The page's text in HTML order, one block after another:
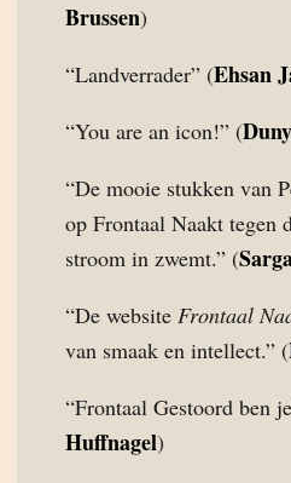
Brussen)
“Landverrader” (Ehsan
“You are an icon!” (
“De mooie stukken van
op Frontaal Naakt tegen
stroom in zwemt.” (
“De website Frontaal
van smaak en intellect.” (
“Frontaal Gestoord ben
Huffnagel)